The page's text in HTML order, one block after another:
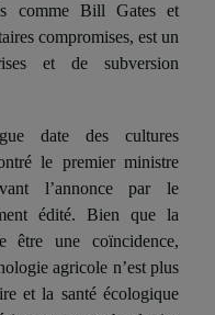
comme Bill Gates et
compromises, est un
et de subversion
date des cultures
le premier ministre
l’annonce par le
édité. Bien que la
être une coïncidence,
agricole n’est plus
et la santé écologique